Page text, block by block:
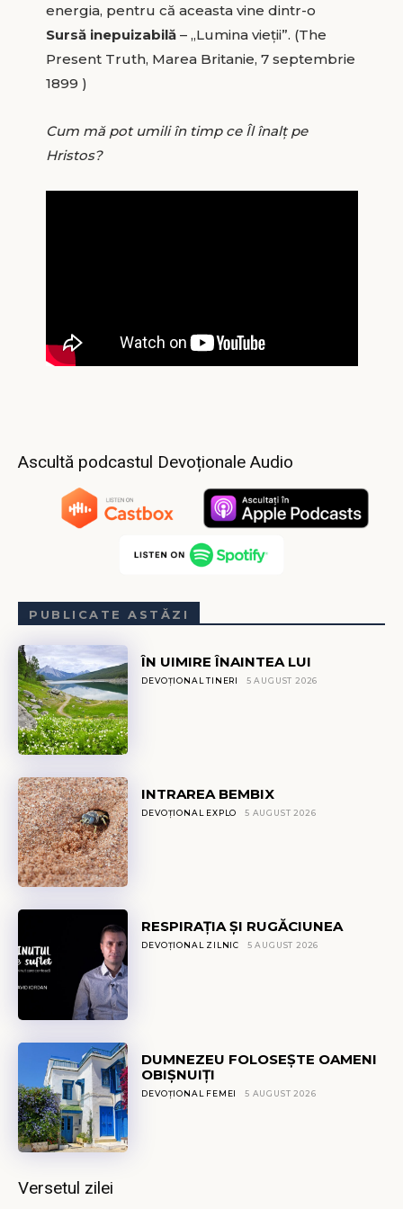
energia, pentru că aceasta vine dintr-o
Sursă inepuizabilă– „Lumina vieții”. (The
Present Truth, Marea Britanie, 7 septembrie
1899 )
Cum mă pot umili în timp ce Îl înalț pe
Hristos?
Ascultă podcastul Devoționale Audio
PUBLICATE ASTĂZI
ÎN UIMIRE ÎNAINTEA LUI
DEVOȚIONAL TINERI 5 AUGUST 2026
INTRAREA BEMBIX
DEVOȚIONAL EXPLO 5 AUGUST 2026
RESPIRAȚIA ȘI RUGĂCIUNEA
DEVOȚIONAL ZILNIC 5 AUGUST 2026
DUMNEZEU FOLOSEȘTE OAMENI
OBIȘNUIȚI
DEVOȚIONAL FEMEI 5 AUGUST 2026
Versetul zilei